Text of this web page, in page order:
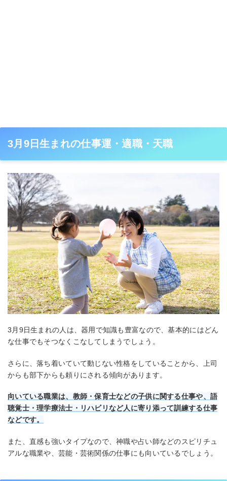
3月9日生まれの仕事運・適職・天職
3月9日生まれの人は、器用で知識も豊富なので、基本的にはどん
な仕事でもそつなくこなしてしまうでしょう。
さらに、落ち着いていて動じない性格をしていることから、上司
からも部下からも頼りにされる傾向があります。
向いている職業は、教師・保育士などの子供に関する仕事や、語
聴覚士・理学療法士・リハビリなど人に寄り添って訓練する仕事
などです。
また、直感も強いタイプなので、神職や占い師などのスピリチュ
アルな職業や、芸能・芸術関係の仕事にも向いているでしょう。